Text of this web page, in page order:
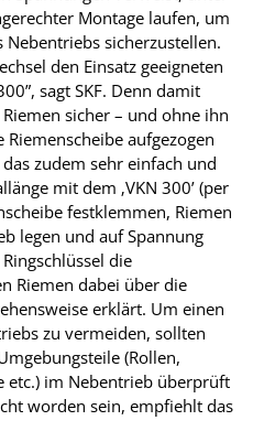
Montage laufen, um
sicherzustellen.
den Einsatz geeigneten
sagt SKF. Denn damit
sicher – und ohne ihn
aufgezogen
das zudem sehr einfach und
mit dem ‚VKN 300’ (per
festklemmen, Riemen
legen und auf Spannung
die
Riemen dabei über die
erklärt. Um einen
zu vermeiden, sollten
(Rollen,
etc.) im Nebentrieb überprüft
worden sein, empfiehlt das